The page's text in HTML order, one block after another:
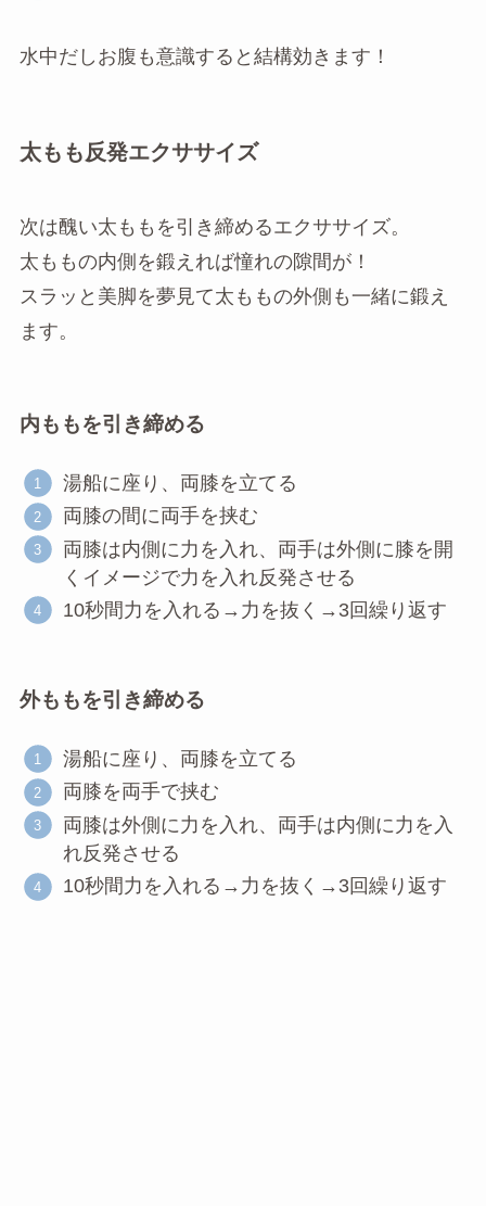
水中だしお腹も意識すると結構効きます！
太もも反発エクササイズ
次は醜い太ももを引き締めるエクササイズ。
太ももの内側を鍛えれば憧れの隙間が！
スラッと美脚を夢見て太ももの外側も一緒に鍛え
ます。
内ももを引き締める
湯船に座り、両膝を立てる
両膝の間に両手を挟む
両膝は内側に力を入れ、両手は外側に膝を開
くイメージで力を入れ反発させる
10秒間力を入れる→力を抜く→3回繰り返す
外ももを引き締める
湯船に座り、両膝を立てる
両膝を両手で挟む
両膝は外側に力を入れ、両手は内側に力を入
れ反発させる
10秒間力を入れる→力を抜く→3回繰り返す